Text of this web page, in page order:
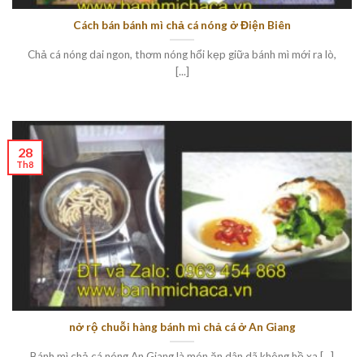
Cách bán bánh mì chả cá nóng ở Điện Biên
Chả cá nóng dai ngon, thơm nóng hổi kẹp giữa bánh mì mới ra lò,
[...]
nở rộ chuỗi hàng bánh mì chả cá ở An Giang
28
Th8